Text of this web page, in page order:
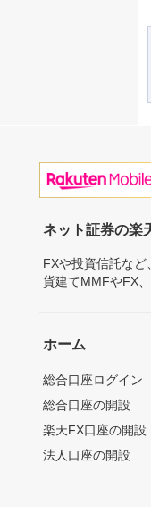
ネット証券の楽
FXや投資信託な
貨建てMMFやFX
ホーム
総合口座ログイン
総合口座の開設
楽天FX口座の開設
法人口座の開設